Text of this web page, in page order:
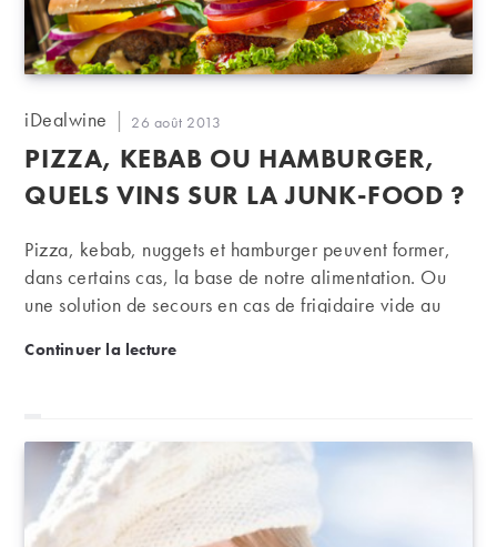
Auteur/autrice
la
publication :
iDealwine
Publication
26 août 2013
PIZZA, KEBAB OU HAMBURGER,
QUELS VINS SUR LA JUNK-FOOD ?
Pizza, kebab, nuggets et hamburger peuvent former,
dans certains cas, la base de notre alimentation. Ou
une solution de secours en cas de frigidaire vide au
forcément à la hauteur, le verre peut se lever d'autant
Continuer la lecturePizza, kebab ou hamburger, quels vins sur la junk-